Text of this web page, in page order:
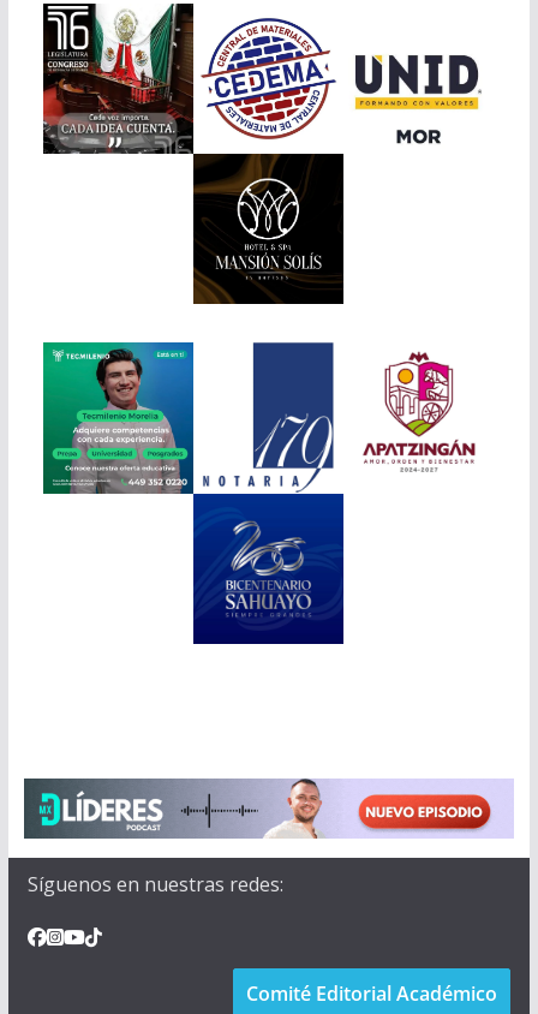
Síguenos en nuestras redes:
Comité Editorial Académico